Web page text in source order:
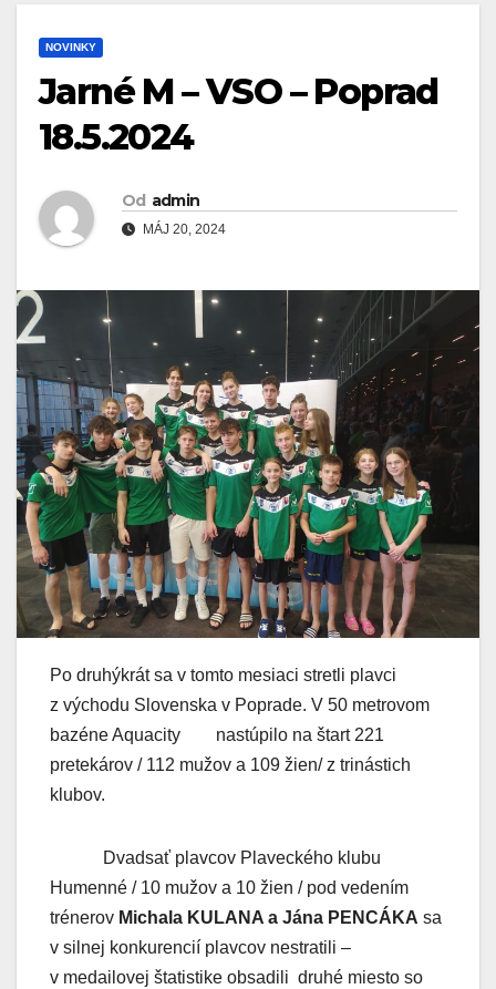
NOVINKY
Jarné M – VSO – Poprad
18.5.2024
Od admin
MÁJ 20, 2024
Po druhýkrát sa v tomto mesiaci stretli plavci
z východu Slovenska v Poprade. V 50 metrovom
bazéne Aquacity nastúpilo na štart 221
pretekárov / 112 mužov a 109 žien/ z trinástich
klubov.
Dvadsať plavcov Plaveckého klubu
Humenné / 10 mužov a 10 žien / pod vedením
trénerov Michala KULANA a Jána PENCÁKA sa
v silnej konkurencií plavcov nestratili –
v medailovej štatistike obsadili druhé miesto so